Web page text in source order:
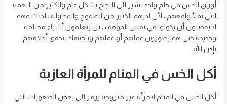
أوراق الخس في حلم واحد تشير إلى النجاح بشكل عام والكثير من النعمة
التي تملأ واقعهم ، لأن لديهم الكثير من الطموح والمحاولة ، لذلك فهم
لا يفضلون أن يكونوا في نفس الموقف ، بل يتعلمون أشياء مختلفة
وجديدة حتى هم يطورون عملهم أو عملهم وباجتهاد تتحقق أحلامهم
بإذن الله.
أكل الخس في المنام للمرأة العازبة
أكل الخس في المنام لامرأة غير متزوجة يرمز إلى بعض الصعوبات التي